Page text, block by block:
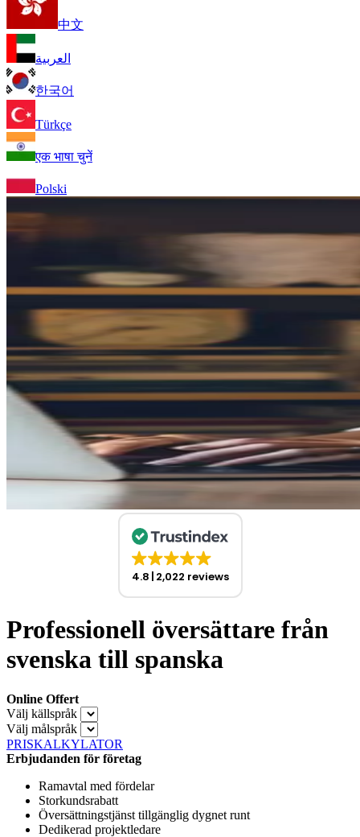
中文
العربية
한국어
Türkçe
एक भाषा चुनें
Polski
4.8 2,022 reviews
Professionell översättare från
svenska till spanska
Online Offert
Välj källspråk
Välj målspråk
PRISKALKYLATOR
Erbjudanden för företag
Ramavtal med fördelar
Storkundsrabatt
Översättningstjänst tillgänglig dygnet runt
Dedikerad projektledare